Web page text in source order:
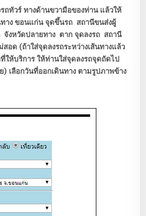
ถทัวร์ ทางด้านขวามือของท่าน แล้วให้
าง ขอนแก่น จุดขึ้นรถ สถานีขนส่งผู้
งหวัดปลายทาง ตาก จุดลงรถ สถานี
อด (ถ้าใส่จุดลงรถระหว่างเส้นทางแล้ว
ให้บริการ ให้ท่านใส่จุดลงรถจุดถัดไป
) เลือกวันที่ออกเดินทาง ตามรูปภาพข้าง